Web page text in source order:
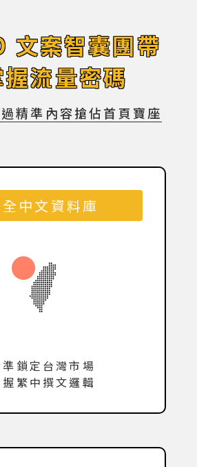
文案智囊團帶
流量密碼
精準內容搶佔首頁寶座
中文資料庫
鎖定台灣市場
繁中撰文邏輯